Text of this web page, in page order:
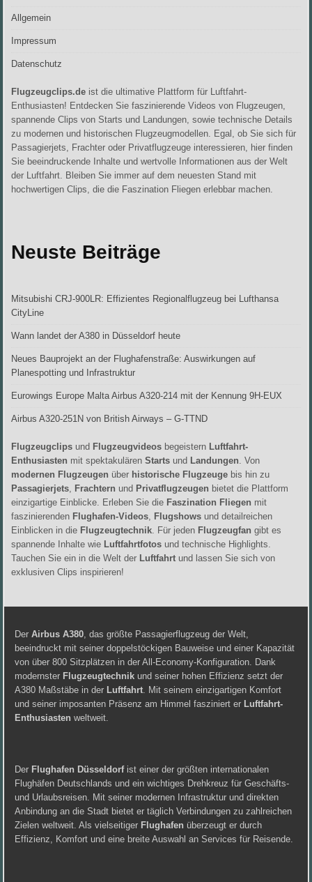
Allgemein
Impressum
Datenschutz
Flugzeugclips.de ist die ultimative Plattform für Luftfahrt-
Enthusiasten! Entdecken Sie faszinierende Videos von Flugzeugen,
spannende Clips von Starts und Landungen, sowie technische Details
zu modernen und historischen Flugzeugmodellen. Egal, ob Sie sich für
Passagierjets, Frachter oder Privatflugzeuge interessieren, hier finden
Sie beeindruckende Inhalte und wertvolle Informationen aus der Welt
der Luftfahrt. Bleiben Sie immer auf dem neuesten Stand mit
hochwertigen Clips, die die Faszination Fliegen erlebbar machen.
Neuste Beiträge
Mitsubishi CRJ-900LR: Effizientes Regionalflugzeug bei Lufthansa
CityLine
Wann landet der A380 in Düsseldorf heute
Neues Bauprojekt an der Flughafenstraße: Auswirkungen auf
Planespotting und Infrastruktur
Eurowings Europe Malta Airbus A320-214 mit der Kennung 9H-EUX
Airbus A320-251N von British Airways – G-TTND
Flugzeugclips und Flugzeugvideos begeistern Luftfahrt-
Enthusiasten mit spektakulärenStarts und Landungen . Von
modernen Flugzeugen über historische Flugzeuge bis hin zu
Passagierjets Frachtern und Privatflugzeugen bietet die Plattform
einzigartige Einblicke. Erleben Sie die Faszination Fliegen mit
faszinierenden Flughafen-Videos Flugshows und detailreichen
Einblicken in die Flugzeugtechnik . Für jeden Flugzeugfan gibt es
spannende Inhalte wie Luftfahrtfotos und technische Highlights.
Tauchen Sie ein in die Welt der Luftfahrt und lassen Sie sich von
exklusiven Clips inspirieren!
DerAirbus A380 , das größte Passagierflugzeug der Welt,
beeindruckt mit seiner doppelstöckigen Bauweise und einer Kapazität
von über 800 Sitzplätzen in der All-Economy-Konfiguration. Dank
modernster Flugzeugtechnik und seiner hohen Effizienz setzt der
A380 Maßstäbe in der Luftfahrt . Mit seinem einzigartigen Komfort
und seiner imposanten Präsenz am Himmel fasziniert er Luftfahrt-
Enthusiasten weltweit.
Der Flughafen Düsseldorfist einer der größten internationalen
Flughäfen Deutschlands und ein wichtiges Drehkreuz für Geschäfts-
und Urlaubsreisen. Mit seiner modernen Infrastruktur und direkten
Anbindung an die Stadt bietet er täglich Verbindungen zu zahlreichen
Zielen weltweit. Als vielseitiger Flughafen überzeugt er durch
Effizienz, Komfort und eine breite Auswahl an Services für Reisende.